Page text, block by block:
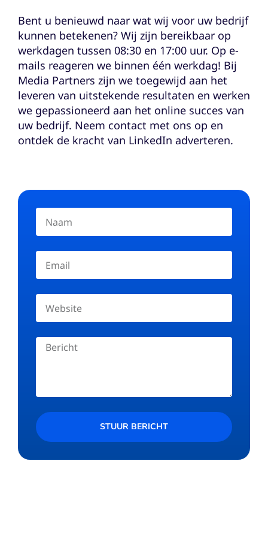
Bent u benieuwd naar wat wij voor uw bedrijf
kunnen betekenen? Wij zijn bereikbaar op
werkdagen tussen 08:30 en 17:00 uur. Op e-
mails reageren we binnen één werkdag! Bij
Media Partners zijn we toegewijd aan het
leveren van uitstekende resultaten en werken
we gepassioneerd aan het online succes van
uw bedrijf. Neem contact met ons op en
ontdek de kracht van LinkedIn adverteren.
STUUR BERICHT